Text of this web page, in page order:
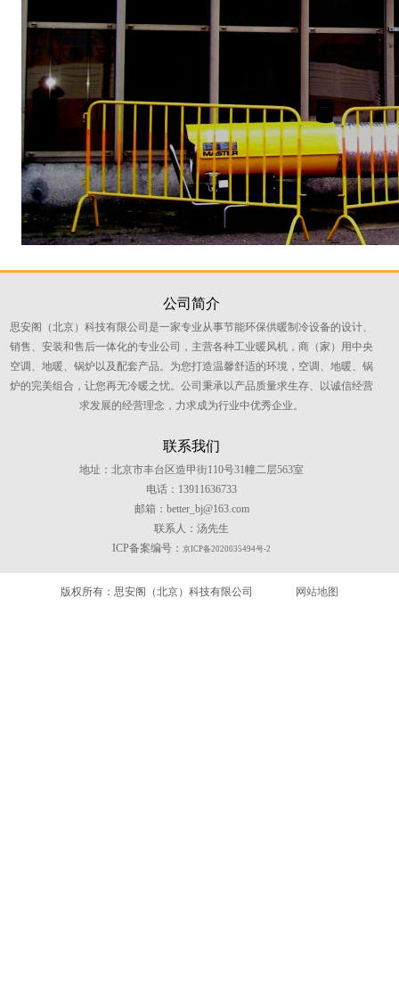
公司简介
思安阁（北京）科技有限公司是一家专业从事节能环保供暖制冷设备的设计、
销售、安装和售后一体化的专业公司，主营各种工业暖风机，商（家）用中央
空调、地暖、锅炉以及配套产品。为您打造温馨舒适的环境，空调、地暖、锅
炉的完美组合，让您再无冷暖之忧。公司秉承以产品质量求生存、以诚信经营
求发展的经营理念，力求成为行业中优秀企业。
联系我们
地址：北京市丰台区造甲街110号31幢二层563室
电话：13911636733
邮箱：better_bj@163.com
联系人：汤先生
ICP备案编号：京ICP备2020035494号-2
版权所有：思安阁（北京）科技有限公司 网站地图